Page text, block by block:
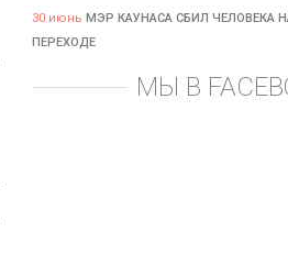
30 июнь МЭР КАУНАСА СБИЛ ЧЕЛОВЕКА
ПЕРЕХОДЕ
МЫ В